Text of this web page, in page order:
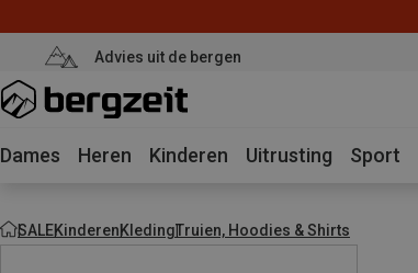
Advies uit de bergen
Dames Heren Kinderen Uitrusting Sport
SALEKinderenKledingTruien, Hoodies & Shirts